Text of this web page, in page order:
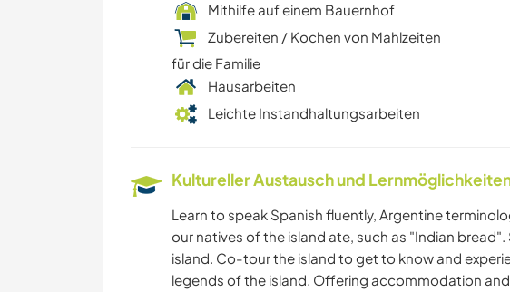
Mithilfe auf einem Bauernhof
Zubereiten / Kochen von Mahlzeiten
für die Familie
Hausarbeiten
Leichte Instandhaltungsarbeiten
Kultureller Austausch und
Learn to speak Spanish fluently, Argentine
our natives of the island ate, such as "Indian
island. Co-tour the island to get to know and
legends of the island. Offering accommodation